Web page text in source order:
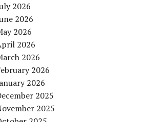
2026
2026
2026
2026
2026
2026
2026
2025
2025